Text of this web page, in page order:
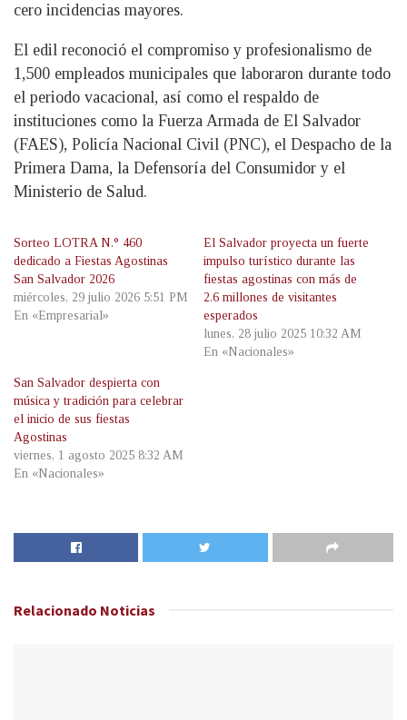
cero incidencias mayores.
El edil reconoció el compromiso y profesionalismo de
1,500 empleados municipales que laboraron durante todo
el periodo vacacional, así como el respaldo de
instituciones como la Fuerza Armada de El Salvador
(FAES), Policía Nacional Civil (PNC), el Despacho de la
Primera Dama, la Defensoría del Consumidor y el
Ministerio de Salud.
Sorteo LOTRA N.° 460
dedicado a Fiestas Agostinas
San Salvador 2026
miércoles, 29 julio 2026 5:51 PM
En «Empresarial»
El Salvador proyecta un fuerte
impulso turístico durante las
fiestas agostinas con más de
2.6 millones de visitantes
esperados
lunes, 28 julio 2025 10:32 AM
En «Nacionales»
San Salvador despierta con
música y tradición para celebrar
el inicio de sus fiestas
Agostinas
viernes, 1 agosto 2025 8:32 AM
En «Nacionales»
Relacionado Noticias